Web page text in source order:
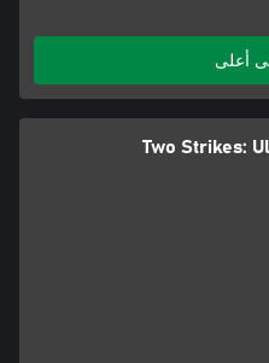
أعلى
Two Strikes: